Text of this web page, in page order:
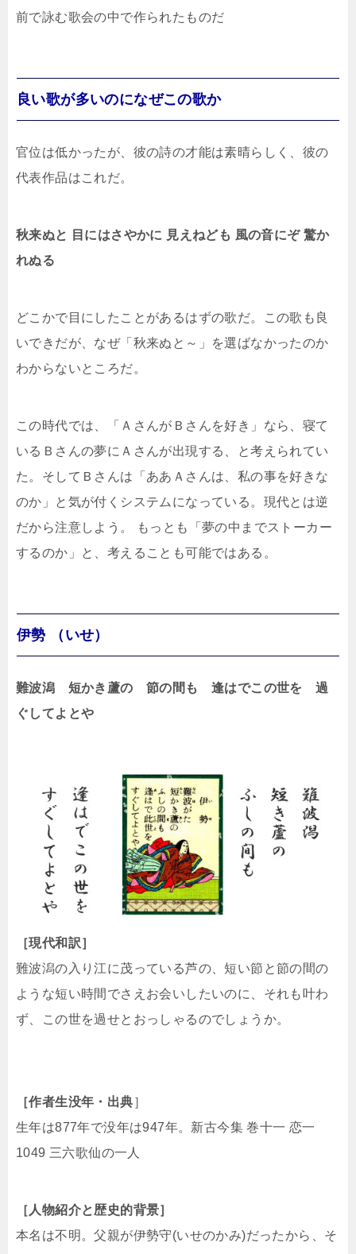
前で詠む歌会の中で作られたものだ
良い歌が多いのになぜこの歌か
官位は低かったが、彼の詩の才能は素晴らしく、彼の
代表作品はこれだ。
秋来ぬと 目にはさやかに 見えねども 風の音にぞ 驚か
れぬる
どこかで目にしたことがあるはずの歌だ。この歌も良
いできだが、なぜ「秋来ぬと～」を選ばなかったのか
わからないところだ。
この時代では、「ＡさんがＢさんを好き」なら、寝て
いるＢさんの夢にＡさんが出現する、と考えられてい
た。そしてＢさんは「ああＡさんは、私の事を好きな
のか」と気が付くシステムになっている。現代とは逆
だから注意しよう。 もっとも「夢の中までストーカー
するのか」と、考えることも可能ではある。
伊勢 （いせ）
難波潟 短かき蘆の 節の間も 逢はでこの世を 過
ぐしてよとや
［現代和訳］
難波潟の入り江に茂っている芦の、短い節と節の間の
ような短い時間でさえお会いしたいのに、それも叶わ
ず、この世を過せとおっしゃるのでしょうか。
［作者生没年・出典］
生年は877年で没年は947年。新古今集 巻十一 恋一
1049 三六歌仙の一人
［人物紹介と歴史的背景］
本名は不明。父親が伊勢守(いせのかみ)だったから、そ